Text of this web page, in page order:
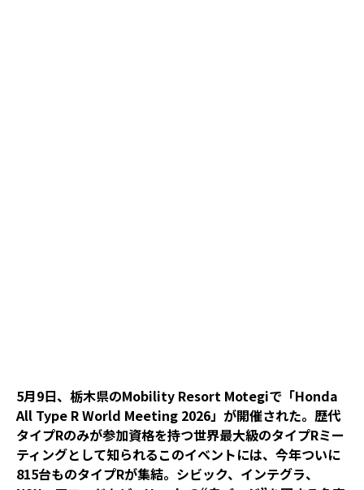
5月9日、栃木県のMobility Resort Motegiで「Honda
All Type R World Meeting 2026」が開催された。歴代
タイプRのみが参加資格を持つ世界最大級のタイプRミー
ティングとして知られるこのイベントには、今年ついに
815台ものタイプRが集結。シビック、インテグラ、